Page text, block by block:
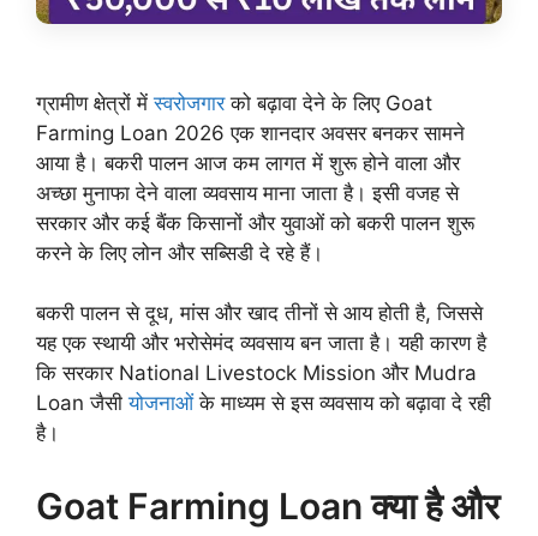
ग्रामीण क्षेत्रों मेंस्वरोजगारको बढ़ावा देने के लिए Goat
Farming Loan 2026 एक शानदार अवसर बनकर सामने
आया है। बकरी पालन आज कम लागत में शुरू होने वाला और
अच्छा मुनाफा देने वाला व्यवसाय माना जाता है। इसी वजह से
सरकार और कई बैंक किसानों और युवाओं को बकरी पालन शुरू
करने के लिए लोन और सब्सिडी दे रहे हैं।
बकरी पालन से दूध, मांस और खाद तीनों से आय होती है, जिससे
यह एक स्थायी और भरोसेमंद व्यवसाय बन जाता है। यही कारण है
कि सरकार National Livestock Mission और Mudra
Loan जैसीयोजनाओंके माध्यम से इस व्यवसाय को बढ़ावा दे रही
है।
Goat Farming Loan क्या है और